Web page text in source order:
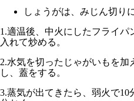
しょうがは、みじん切り
1.適温後、中火にしたフライパ
入れて炒める。
2.水気を切ったじゃがいもを
し、蓋をする。
3.蒸気が出てきたら、 弱火で10